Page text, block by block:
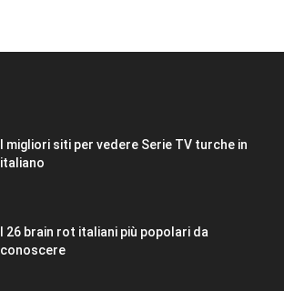
I migliori siti per vedere Serie TV turche in
italiano
I 26 brain rot italiani più popolari da
conoscere